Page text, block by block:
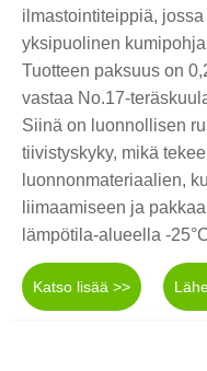
ilmastointiteippiä,
yksipuolinen
Tuotteen paksuus on
vastaa No.17-
Siinä on luonnollisen
tiivistyskyky, mikä
luonnonmateriaalien,
liimaamiseen ja
lämpötila-alueella -
Katso lisää >>